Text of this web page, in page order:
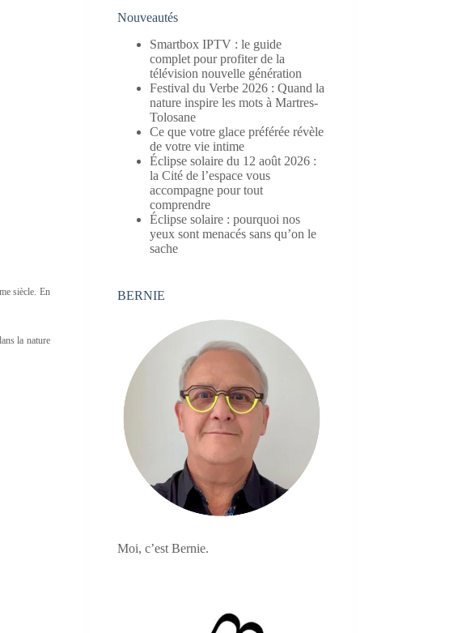
siècle. En
la nature
Nouveautés
Smartbox IPTV : le guide
complet pour profiter de la
télévision nouvelle génération
Festival du Verbe 2026 : Quand la
nature inspire les mots à Martres-
Tolosane
Ce que votre glace préférée révèle
de votre vie intime
Éclipse solaire du 12 août 2026 :
la Cité de l’espace vous
accompagne pour tout
comprendre
Éclipse solaire : pourquoi nos
yeux sont menacés sans qu’on le
sache
BERNIE
Moi, c’est Bernie.